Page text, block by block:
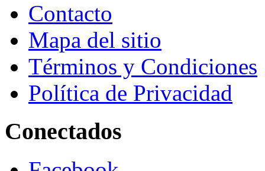
Contacto
Mapa del sitio
Términos y Condiciones
Política de Privacidad
Conectados